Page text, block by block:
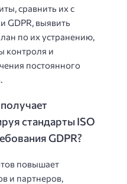
сравнить их с
GDPR, выявить
по их устранению,
контроля и
постоянного
стандарты ISO
GDPR?
повышает
и партнеров,